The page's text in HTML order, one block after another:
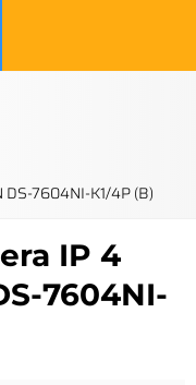
DS-7604NI-K1/4P (B)
IP 4
7604NI-